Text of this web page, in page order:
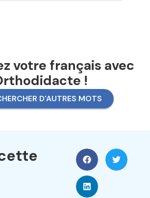
votre français avec
!
D'AUTRES MOTS